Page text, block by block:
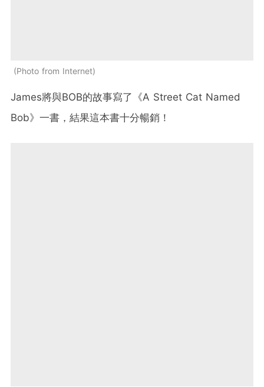
Photo from Internet
James將與BOB的故事寫了《A Street Cat Named
Bob》一書，結果這本書十分暢銷！